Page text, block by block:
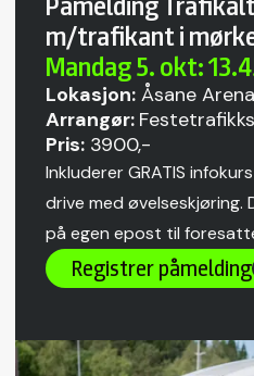
m/trafikant i
Mandag 5. okt:
Lokasjon:Åsane
Arrangør:
Pris: 3900,-
Inkluderer GRATIS
drive med
på egen epost til
Registrer påmelding